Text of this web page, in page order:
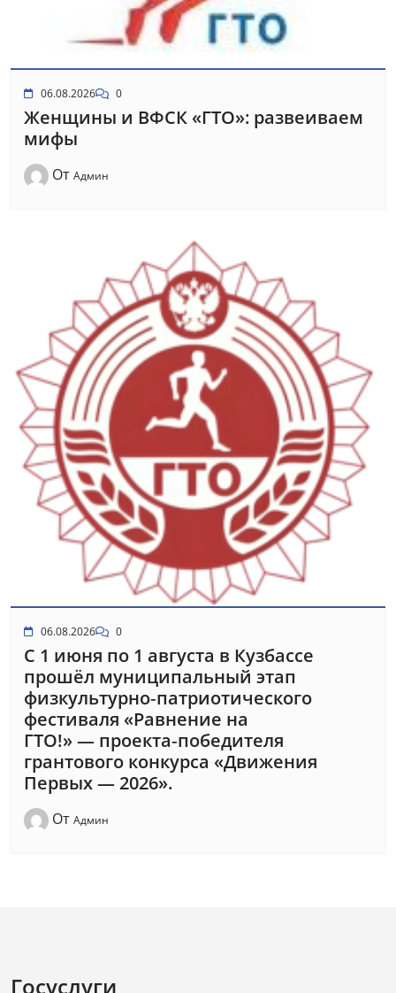
06.08.2026 0
Женщины и ВФСК «ГТО»: развеиваем
мифы
От Админ
06.08.2026 0
С 1 июня по 1 августа в Кузбассе
прошёл муниципальный этап
физкультурно‑патриотического
фестиваля «Равнение на
ГТО!» — проекта‑победителя
грантового конкурса «Движения
Первых — 2026».
От Админ
Госуслуги